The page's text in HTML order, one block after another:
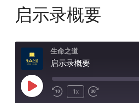
启示录概要
生命之道
启示录概要
Play
1x